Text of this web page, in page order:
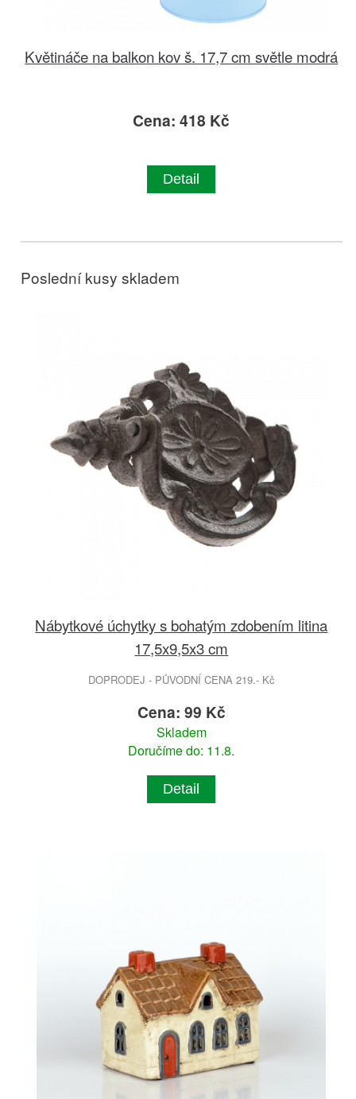
Květináče na balkon kov š. 17,7 cm světle modrá
Cena: 418 Kč
Detail
Poslední kusy skladem
Nábytkové úchytky s bohatým zdobením litina
17,5x9,5x3 cm
DOPRODEJ - PŮVODNÍ CENA 219.- Kč
Cena: 99 Kč
Skladem
Doručíme do: 11.8.
Detail